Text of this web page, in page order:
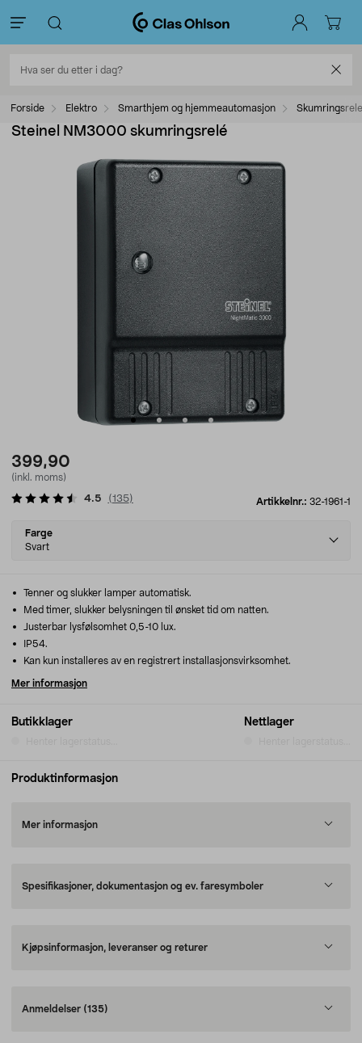
Forside Elektro Smarthjem og hjemmeautomasjon
Steinel NM3000 skumringsrelé
399,90
(inkl. moms)
Artikkelnr.: 32-1961-1
4.5 (135)
Select
variant
Farge
Svart
Butikklager Nettlager
Tenner og slukker lamper automatisk.
Med timer, slukker belysningen til ønsket tid om natten.
Justerbar lysfølsomhet 0,5-10 lux.
IP54.
Kan kun installeres av en registrert installasjonsvirksomhet.
Mer informasjon
Produktinformasjon
Mer informasjon
Spesifikasjoner, dokumentasjon og ev. faresymboler
Kjøpsinformasjon, leveranser og returer
Anmeldelser (135)